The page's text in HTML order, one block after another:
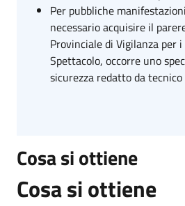
Per pubbliche
necessario acquisire il
Provinciale di Vigilanza per
Spettacolo, occorre uno
sicurezza redatto da
Cosa si ottiene
Cosa si ottiene